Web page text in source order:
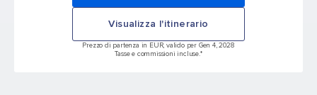
Visualizza l'itinerario
Prezzo di partenza in EUR, valido per Gen 4, 2028
Tasse e commissioni incluse.*